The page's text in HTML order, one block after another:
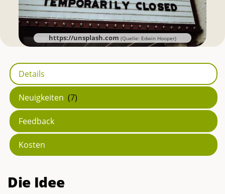
https://unsplash.com (Quelle: Edwin Hooper)
Details
Neuigkeiten (7)
Feedback
Kosten
Die Idee